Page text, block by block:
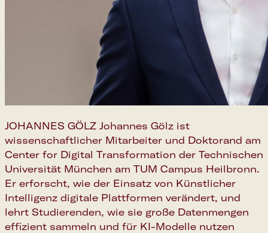
JOHANNES GÖLZ Johannes Gölz ist
wissenschaftlicher Mitarbeiter und Doktorand am
Center for Digital Transformation der Technischen
Universität München am TUM Campus Heilbronn.
Er erforscht, wie der Einsatz von Künstlicher
Intelligenz digitale Plattformen verändert, und
lehrt Studierenden, wie sie große Datenmengen
effizient sammeln und für KI-Modelle nutzen